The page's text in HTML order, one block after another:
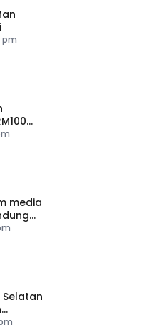
pm
media